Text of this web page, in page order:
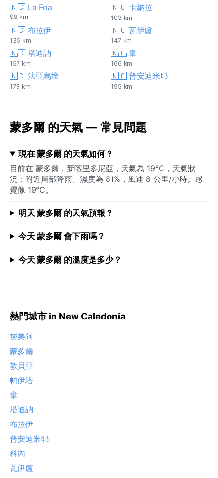
🇳🇨 La Foa
98 km
🇳🇨 卡納拉
103 km
🇳🇨 布拉伊
135 km
🇳🇨 瓦伊盧
147 km
🇳🇨 塔迪訥
157 km
🇳🇨 韋
166 km
🇳🇨 法亞烏埃
179 km
🇳🇨 普安迪米耶
195 km
蒙多爾 的天氣 — 常見問題
現在 蒙多爾 的天氣如何？
目前在 蒙多爾，新喀里多尼亞，天氣為 19°C，天氣狀
況：附近局部降雨。濕度為 81%，風速 8 公里/小時。感
覺像 19°C。
明天 蒙多爾 的天氣預報？
今天 蒙多爾 會下雨嗎？
今天 蒙多爾 的溫度是多少？
熱門城市 in New Caledonia
努美阿
蒙多爾
敦貝亞
帕伊塔
韋
塔迪訥
布拉伊
普安迪米耶
科內
瓦伊盧